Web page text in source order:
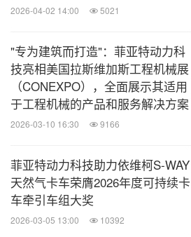
2026-04-02 14:00 5021
"专为建筑而打造"：菲亚特动力科
技亮相美国拉斯维加斯工程机械展
（CONEXPO），全面展示其适用
于工程机械的产品和服务解决方案
2026-03-10 16:30 9166
菲亚特动力科技助力依维柯S‑WAY
天然气卡车荣膺2026年度可持续卡
车牵引车组大奖
2026-03-05 13:00 10392